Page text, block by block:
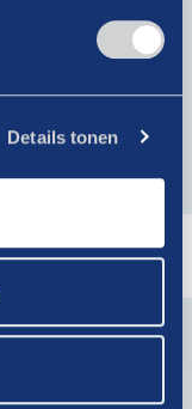
Details tonen
nog